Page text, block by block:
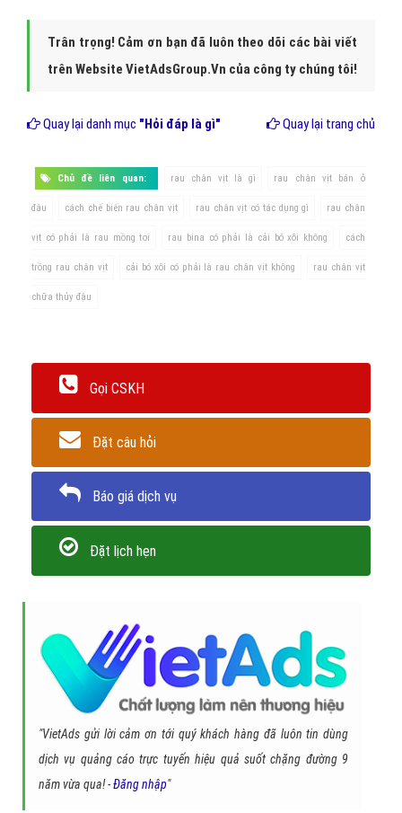
Trân trọng! Cảm ơn bạn đã luôn theo dõi các bài viết
trên Website VietAdsGroup.Vn của công ty chúng tôi!
Quay lại danh mục "Hỏi đáp là gì" Quay lại trang chủ
Chủ đề liên quan: rau chân vịt là gì rau chân vịt bán ở
đâu cách chế biến rau chân vịt rau chân vịt có tác dụng gì rau chân
vịt có phải là rau mồng tơi rau bina có phải là cải bó xôi không cách
trồng rau chân vịt cải bó xôi có phải là rau chân vịt không rau chân vịt
chữa thủy đậu
Gọi CSKH
Đặt câu hỏi
Báo giá dịch vụ
Đặt lịch hẹn
"VietAds gửi lời cảm ơn tới quý khách hàng đã luôn tin dùng
dịch vụ quảng cáo trực tuyến hiệu quả suốt chặng đường 9
năm vừa qua! -Đăng nhập"